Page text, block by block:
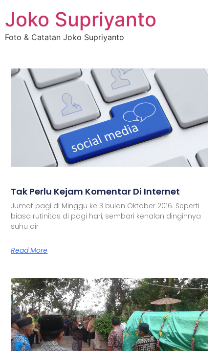
Joko Supriyanto
Foto & Catatan Joko Supriyanto
Tak Perlu Kejam Komentar Di Internet
Jumat pagi di Minggu ke 3 bulan Oktober 2016. Seperti
biasa rutinitas di pagi hari, sembari kenalan dinginnya
suhu air
Read More